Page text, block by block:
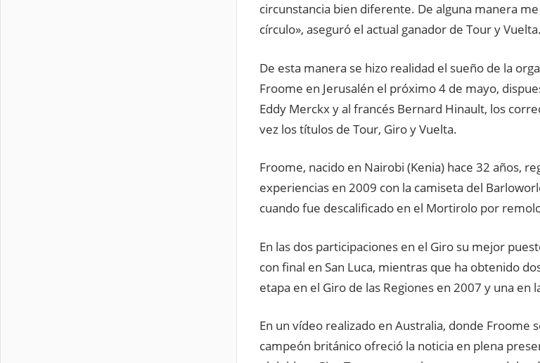
circunstancia bien diferente. De alguna manera
círculo», aseguró el actual ganador de Tour y Vuelta.
De esta manera se hizo realidad el sueño de la
Froome en Jerusalén el próximo 4 de mayo,
Eddy Merckx y al francés Bernard Hinault, los
vez los títulos de Tour, Giro y Vuelta.
Froome, nacido en Nairobi (Kenia) hace 32 años,
experiencias en 2009 con la camiseta del
cuando fue descalificado en el Mortirolo por
En las dos participaciones en el Giro su mejor
con final en San Luca, mientras que ha obtenido
etapa en el Giro de las Regiones en 2007 y una en
En un vídeo realizado en Australia, donde Froome
campeón británico ofreció la noticia en plena